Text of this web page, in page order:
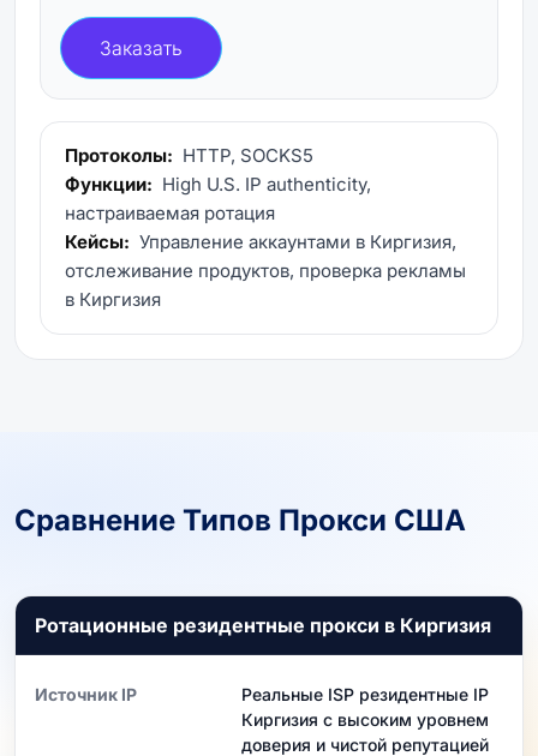
Заказать
Протоколы: HTTP, SOCKS5
Функции: High U.S. IP authenticity,
настраиваемая ротация
Кейсы: Управление аккаунтами в Киргизия,
отслеживание продуктов, проверка рекламы
в Киргизия
Сравнение Типов Прокси США
Ротационные резидентные прокси в Киргизия
Источник IP
Реальные ISP резидентные IP
Киргизия с высоким уровнем
доверия и чистой репутацией